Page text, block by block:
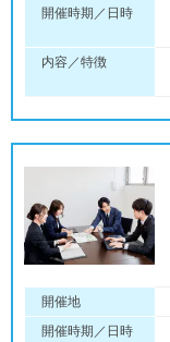
開催時期／日時
内容／特徴
開催地
開催時期／日時